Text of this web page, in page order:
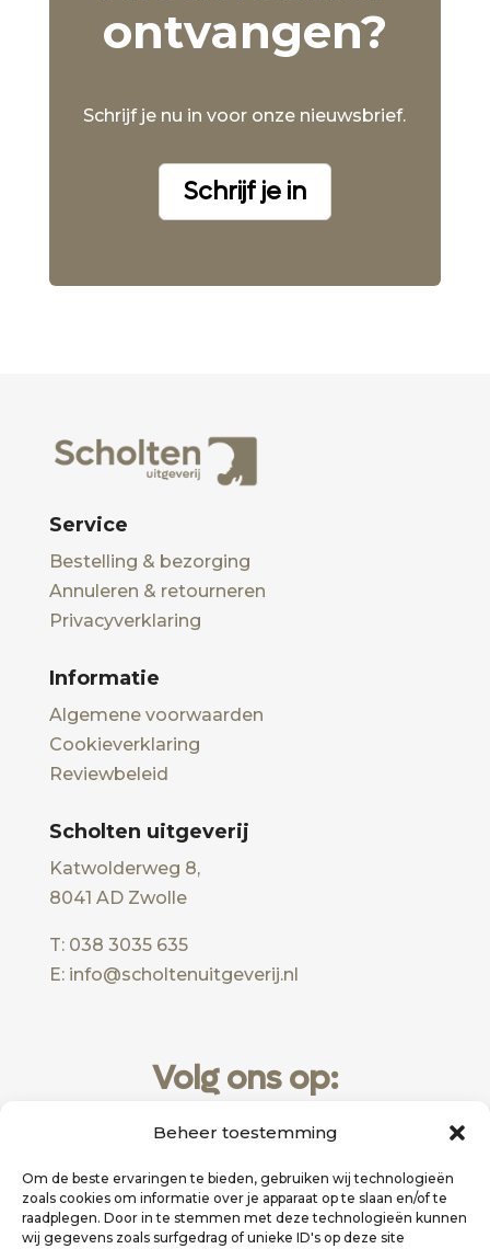
Beheer toestemming
Om de beste ervaringen te bieden, gebruiken wij technologieën
zoals cookies om informatie over je apparaat op te slaan en/of te
raadplegen. Door in te stemmen met deze technologieën kunnen
wij gegevens zoals surfgedrag of unieke ID's op deze site
ontvangen?
Schrijf je nu in voor onze nieuwsbrief.
Schrijf je in
Service
Bestelling & bezorging
Annuleren & retourneren
Privacyverklaring
Informatie
Algemene voorwaarden
Cookieverklaring
Reviewbeleid
Scholten uitgeverij
Katwolderweg 8,
8041 AD Zwolle
T: 038 3035 635
E: info@scholtenuitgeverij.nl
Volg ons op: